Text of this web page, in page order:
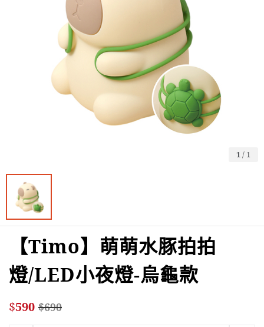
1/ 1
【Timo】萌萌水豚拍拍
燈/LED小夜燈-烏龜款
$590 $690